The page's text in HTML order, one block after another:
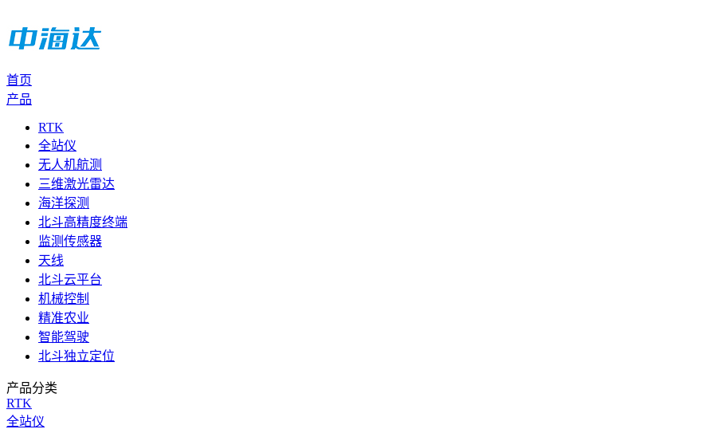
首页
产品
RTK
全站仪
无人机航测
三维激光雷达
海洋探测
北斗高精度终端
监测传感器
天线
北斗云平台
机械控制
精准农业
智能驾驶
北斗独立定位
产品分类
RTK
全站仪